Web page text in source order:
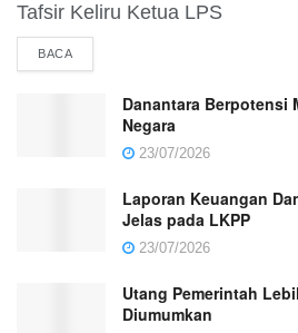
Tafsir Keliru Ketua LPS
BACA
Danantara Berpotensi
Negara
23/07/2026
Laporan Keuangan
Jelas pada LKPP
23/07/2026
Utang Pemerintah
Diumumkan